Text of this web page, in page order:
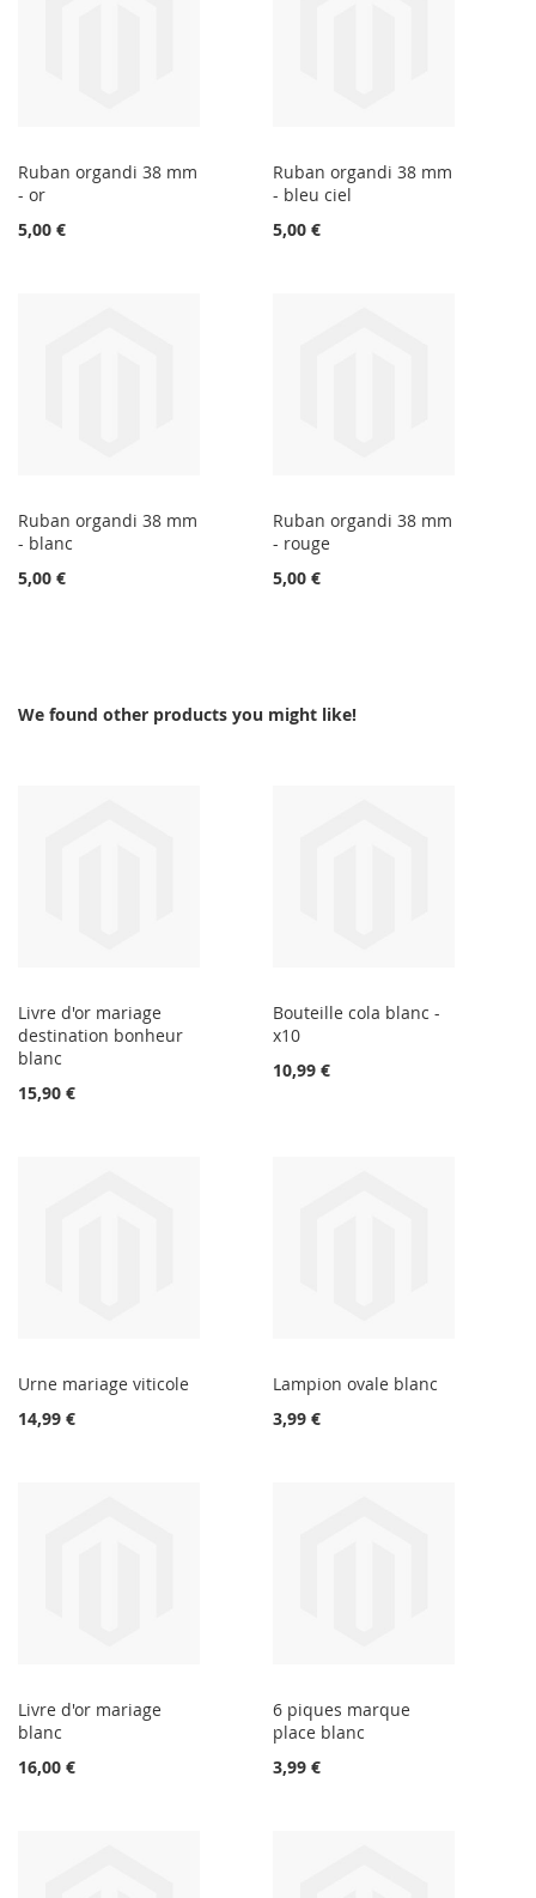
Ruban organdi 38 mm
- or
5,00 €
Ruban organdi 38 mm
- bleu ciel
5,00 €
Ruban organdi 38 mm
- blanc
5,00 €
Ruban organdi 38 mm
- rouge
5,00 €
We found other products you might like!
Livre d'or mariage
destination bonheur
blanc
15,90 €
Bouteille cola blanc -
x10
10,99 €
Urne mariage viticole
14,99 €
Lampion ovale blanc
3,99 €
Livre d'or mariage
blanc
16,00 €
6 piques marque
place blanc
3,99 €